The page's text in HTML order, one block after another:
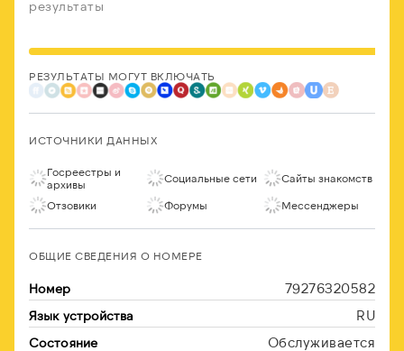
результаты
РЕЗУЛЬТАТЫ МОГУТ ВКЛЮЧАТЬ
ИСТОЧНИКИ ДАННЫХ
Госреестры и
архивы
Социальные сети Сайты знакомств
Отзовики Форумы Мессенджеры
ОБЩИЕ СВЕДЕНИЯ О НОМЕРЕ
Номер 79276320582
Язык устройства RU
Состояние Обслуживается